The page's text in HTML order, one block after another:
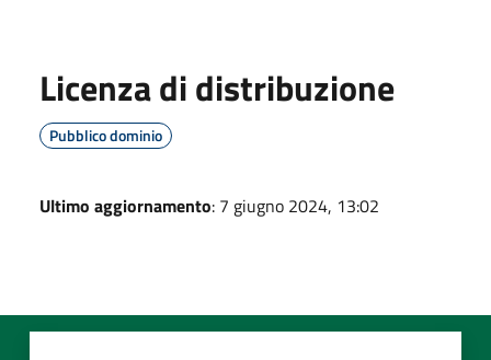
Licenza di distribuzione
Pubblico dominio
Ultimo aggiornamento: 7 giugno 2024, 13:02